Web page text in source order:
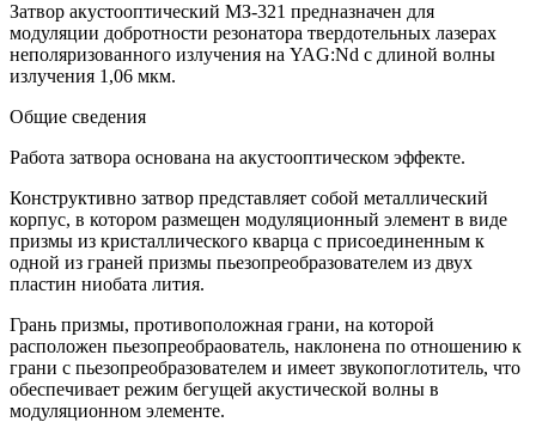
Затвор акустооптический МЗ-321 предназначен для
модуляции добротности резонатора твердотельных лазерах
неполяризованного излучения на YAG:Nd с длиной волны
излучения 1,06 мкм.
Общие сведения
Работа затвора основана на акустооптическом эффекте.
Конструктивно затвор представляет собой металлический
корпус, в котором размещен модуляционный элемент в виде
призмы из кристаллического кварца с присоединенным к
одной из граней призмы пьезопреобразователем из двух
пластин ниобата лития.
Грань призмы, противоположная грани, на которой
расположен пьезопреобраователь, наклонена по отношению к
грани с пьезопреобразователем и имеет звукопоглотитель, что
обеспечивает режим бегущей акустической волны в
модуляционном элементе.